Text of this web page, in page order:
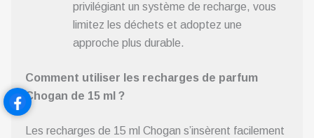
privilégiant un système de recharge, vous
limitez les déchets et adoptez une
approche plus durable.
Comment utiliser les recharges de parfum
Chogan de 15 ml ?
Les recharges de 15 ml Chogan s’insèrent facilement